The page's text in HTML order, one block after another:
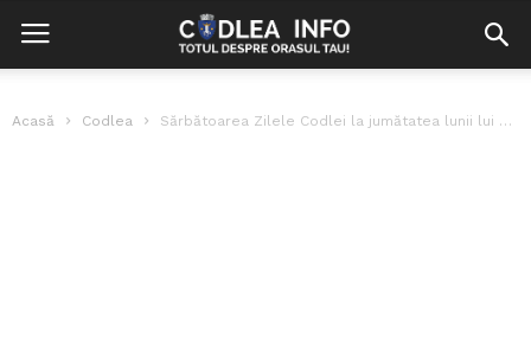
Acasă Codlea Sărbătoarea Zilele Codlei la jumătatea lunii lui Cuptor